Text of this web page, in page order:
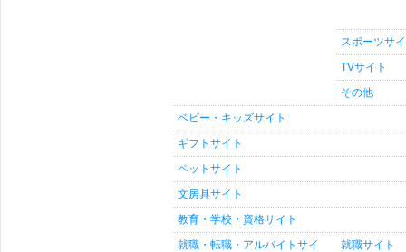
スポーツサ
TVサイト
その他
ベビー・キッズサイト
ギフトサイト
ペットサイト
文房具サイト
教育・学校・資格サイト
就職・転職・アルバイトサイ
就職サイト